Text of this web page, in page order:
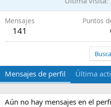
Mensajes
141
Puntos
Mensajes de perfil Última
Aún no hay mensajes en el